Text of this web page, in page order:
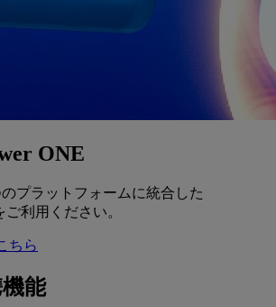
ONE
プラットフォームに統合した
ご利用ください。
ちら
能